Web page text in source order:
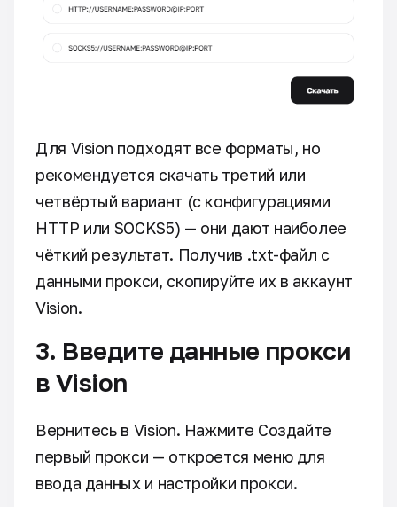
Для Vision подходят все форматы, но
рекомендуется скачать третий или
четвёртый вариант (с конфигурациями
HTTP или SOCKS5) — они дают наиболее
чёткий результат. Получив .txt-файл с
данными прокси, скопируйте их в аккаунт
Vision.
3. Введите данные прокси
в Vision
Вернитесь в Vision. Нажмите Создайте
первый прокси — откроется меню для
ввода данных и настройки прокси.